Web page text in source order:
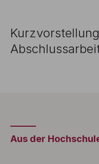
Aus der